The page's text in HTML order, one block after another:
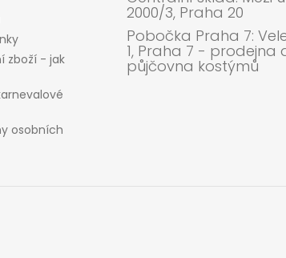
zboží - jak
osobních
2000/3, Praha 20
Pobočka Praha 7:
1, Praha 7 - prodejna
půjčovna kostýmů